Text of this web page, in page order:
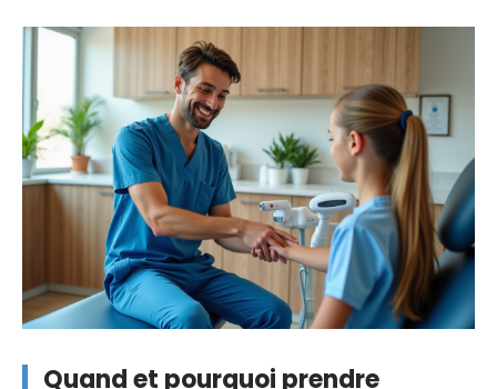
Quand et pourquoi prendre